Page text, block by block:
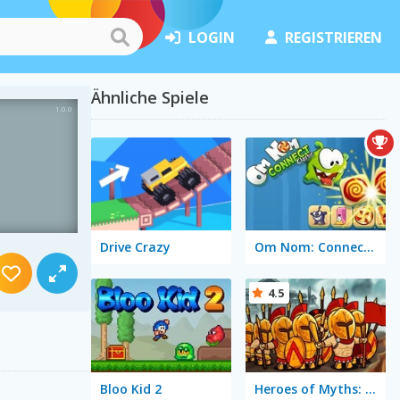
LOGIN REGISTRIEREN
Ähnliche Spiele
Drive Crazy Om Nom: Connect Classic
Bloo Kid 2 Heroes of Myths: Warriors of Gods
4.5